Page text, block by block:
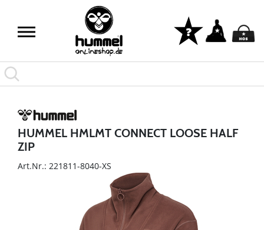
HUMMEL HMLMT CONNECT LOOSE HALF
ZIP
Art.Nr.: 221811-8040-XS